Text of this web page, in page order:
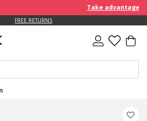
Take advantage of an
FREE RETURNS